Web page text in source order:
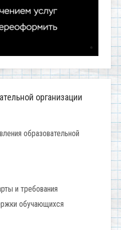
организации
образовательной
и требования
обучающихся